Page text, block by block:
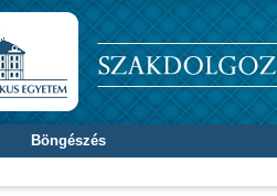
Böngészés